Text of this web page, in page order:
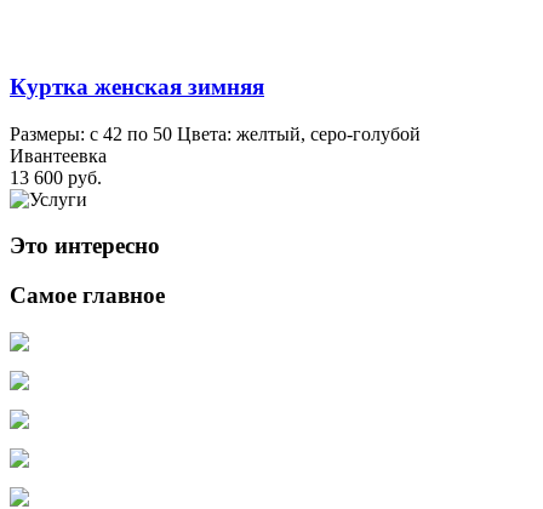
Куртка женская зимняя
Размеры: с 42 по 50 Цвета: желтый, серо-голубой
Ивантеевка
13 600 руб.
Это интересно
Самое главное